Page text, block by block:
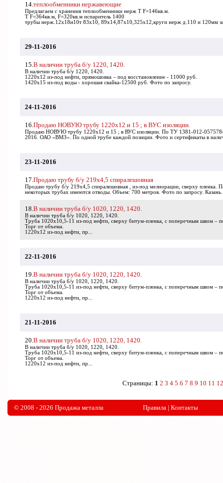
14.теплообменники нержавеющие
Предлагаем с хранения теплообменники нерж Т F=146кв.м.
Т F=364кв.м, F=320кв.м испаритель 1400
трубы нерж.12х18н10т 83х10, 89х14,87х10,325х12,круги нерж д.110 и 120мм
29-11-2016
15.В наличии труба б/у 1220, 1420.
В наличии труба б/у 1220, 1420.
1220х12 из-под нефти, прямошовка – под восстановление - 11000 руб.
1420х15 из-под воды - хорошая свайка-12500 руб. Фото по запросу.
24-11-2016
16.Продаю НОВУЮ трубу 1220х12 и 15 ; в ВУС изоляции.
Продаю НОВУЮ трубу 1220х12 и 15 ; в ВУС изоляции. По ТУ 1381-012-
2016. ОАО «ВМЗ». По одной трубе каждой позиции. Фото и сертификаты в
23-11-2016
17.Продаю трубу б/у 219х4,5 спиралешовная
Продаю трубу б/у 219х4,5 спиралешовная , из-под мелиорации, сверху пленка.
некоторых трубах имеются отводы. Объем: 700 метров. Фото по запросу. Казань.
18.В наличии труба б/у 1020, 1220, 1420.
В наличии труба б/у 1020, 1220, 1420.
Труба 1020х10,5-11 из-под нефти, сверху битум-пленка, с поперечным швом –
Торг от объема.
1220х12 из-под нефти, пр...
22-11-2016
19.В наличии труба б/у 1020, 1220, 1420.
В наличии труба б/у 1020, 1220, 1420.
Труба 1020х10,5-11 из-под нефти, сверху битум-пленка, с поперечным швом –
Торг от объема.
1220х12 из-под нефти, пр...
21-11-2016
20.В наличии труба б/у 1020, 1220, 1420.
В наличии труба б/у 1020, 1220, 1420.
Труба 1020х10,5-11 из-под нефти, сверху битум-пленка, с поперечным швом –
Торг от объема.
1220х12 из-под нефти, пр...
Страницы: 1 2 3 4 5 6 7 8 9 10 11 12
© 2008 - 2026 Продажа металла Правила | Контакты